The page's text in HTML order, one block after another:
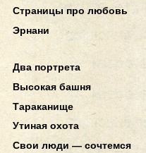
Страницы про любовь
Эрнани
Два портрета
Высокая башня
Тараканище
Утиная охота
Свои люди — сочтемся